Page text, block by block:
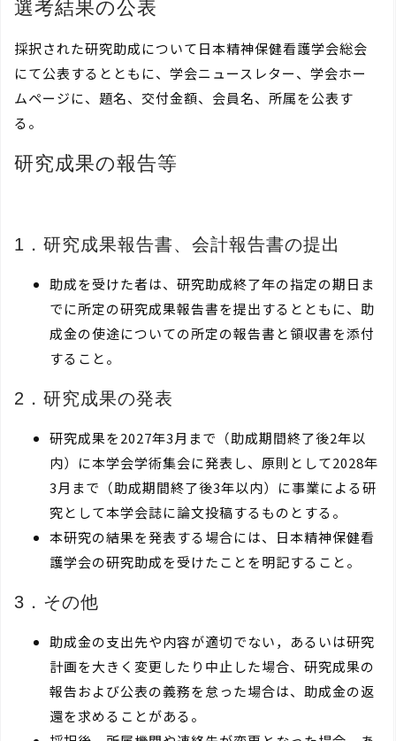
選考結果の公表
採択された研究助成について日本精神保健看護学会総会
にて公表するとともに、学会ニュースレター、学会ホー
ムページに、題名、交付金額、会員名、所属を公表す
る。
研究成果の報告等
1．研究成果報告書、会計報告書の提出
助成を受けた者は、研究助成終了年の指定の期日ま
でに所定の研究成果報告書を提出するとともに、助
成金の使途についての所定の報告書と領収書を添付
すること。
2．研究成果の発表
研究成果を2027年3月まで（助成期間終了後2年以
内）に本学会学術集会に発表し、原則として2028年
3月まで（助成期間終了後3年以内）に事業による研
究として本学会誌に論文投稿するものとする。
本研究の結果を発表する場合には、日本精神保健看
護学会の研究助成を受けたことを明記すること。
3．その他
助成金の支出先や内容が適切でない，あるいは研究
計画を大きく変更したり中止した場合、研究成果の
報告および公表の義務を怠った場合は、助成金の返
還を求めることがある。